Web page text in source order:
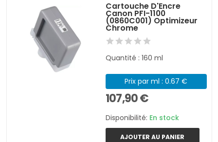
Cartouche D'Encre
Canon PFI-1100
(0860C001) Optimizeur
Chrome
Quantité : 160 ml
Prix par ml : 0.67 €
107,90 €
Disponibilité: En stock
AJOUTER AU PANIER